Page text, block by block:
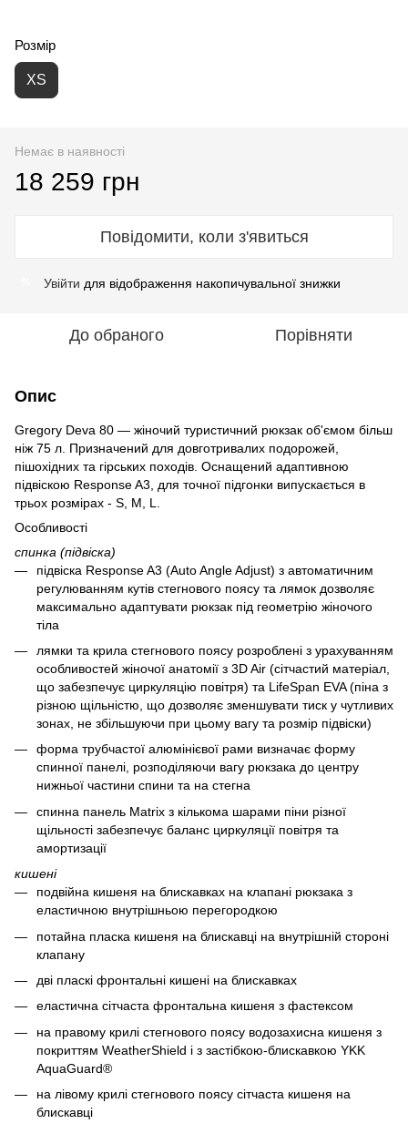
Розмір
XS
Немає в наявності
18 259 грн
Повідомити, коли з'явиться
Увійти для відображення накопичувальної знижки
До обраного Порівняти
Опис
Gregory Deva 80 — жіночий туристичний рюкзак об'ємом більш
ніж 75 л. Призначений для довготривалих подорожей,
пішохідних та гірських походів. Оснащений адаптивною
підвіскою Response A3, для точної підгонки випускається в
трьох розмірах - S, M, L.
Особливості
спинка (підвіска)
підвіска Response A3 (Auto Angle Adjust) з автоматичним
регулюванням кутів стегнового поясу та лямок дозволяє
максимально адаптувати рюкзак під геометрію жіночого
тіла
лямки та крила стегнового поясу розроблені з урахуванням
особливостей жіночої анатомії з 3D Air (сітчастий матеріал,
що забезпечує циркуляцію повітря) та LifeSpan EVA (піна з
різною щільністю, що дозволяє зменшувати тиск у чутливих
зонах, не збільшуючи при цьому вагу та розмір підвіски)
форма трубчастої алюмінієвої рами визначає форму
спинної панелі, розподіляючи вагу рюкзака до центру
нижньої частини спини та на стегна
спинна панель Matrix з кількома шарами піни різної
щільності забезпечує баланс циркуляції повітря та
амортизації
кишені
подвійна кишеня на блискавках на клапані рюкзака з
еластичною внутрішньою перегородкою
потайна пласка кишеня на блискавці на внутрішній стороні
клапану
дві пласкі фронтальні кишені на блискавках
еластична сітчаста фронтальна кишеня з фастексом
на правому крилі стегнового поясу водозахисна кишеня з
покриттям WeatherShield і з застібкою-блискавкою YKK
AquaGuard®
на лівому крилі стегнового поясу сітчаста кишеня на
блискавці